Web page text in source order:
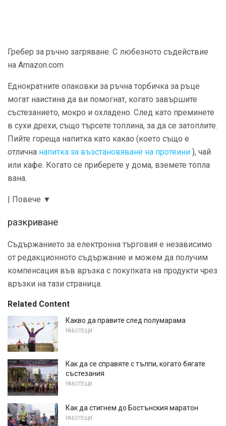
Гребер за ръчно загряване. С любезното съдействие
на Amazon.com
Еднократните опаковки за ръчна торбичка за ръце
могат наистина да ви помогнат, когато завършите
състезанието, мокро и охладено. След като преминете
в сухи дрехи, също търсете топлина, за да се затоплите.
Пийте гореща напитка като какао (което също е
отлична напитка за възстановяване на протеини ), чай
или кафе. Когато се приберете у дома, вземете топла
вана.
| Повече ▼
разкриване
Съдържанието за електронна търговия е независимо
от редакционното съдържание и можем да получим
компенсация във връзка с покупката на продукти чрез
връзки на тази страница.
Related Content
Какво да правите след полумарама
РАБОТЕЩИ
Как да се справяте с тълпи, когато бягате
състезания
РАБОТЕЩИ
Как да стигнем до Бостънския маратон
РАБОТЕЩИ